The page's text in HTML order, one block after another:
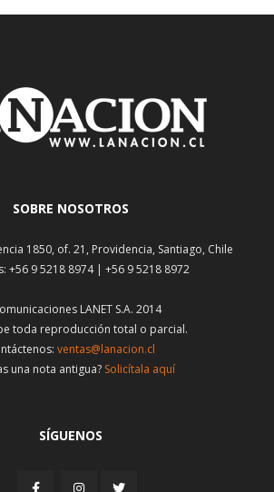
SOBRE NOSOTROS
1850, of. 21, Providencia, Santiago, Chile
+56 9 5218 8974 | +56 9 5218 8972
LANET S.A. 2014
toda reproducción total o parcial.
ventas@lanacion.cl
una nota antigua? Solicítala aquí
SÍGUENOS